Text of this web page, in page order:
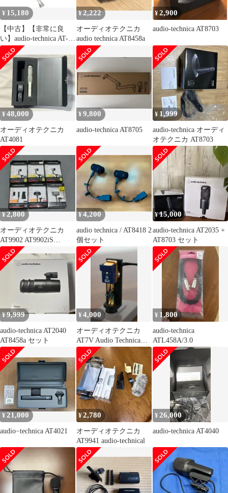
¥ 15,180
【中古】【非常に良
い】audio-technica AT-
LH18/OCC ヘッドシェ
ル
¥2,222
オーディオテクニカ
audio technica AT8458a
¥2,900
audio-technica AT8703
¥48,000
オーディオテクニカ
AT4081
¥9,800
audio-technica AT8705
¥ 1,999
audio-technica オーディ
オテクニカ AT8703
¥2,800
オーディオテクニカ
AT9902 AT9902iS
AT9904 AT9905
¥4,200
audio technica / AT8418 2
個セット
¥15,000
audio-technica AT2035 +
AT8703 セット
¥9,999
audio-technica AT2040
AT8458a セット
¥4,000
オーディオテクニカ
AT7V Audio Technica
シェル付き
¥ 1,800
audio-technica
ATL458A/3.0
¥ 21,000
audio−technica AT4021
¥2,780
オーディオテクニカ
AT9941 audio-technical
¥ 26,000
audio-technica AT4040